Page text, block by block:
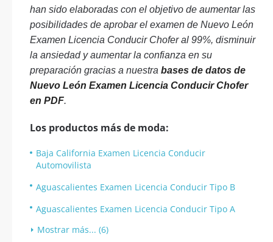
han sido elaboradas con el objetivo de aumentar las
posibilidades de aprobar el examen de Nuevo León
Examen Licencia Conducir Chofer al 99%, disminuir
la ansiedad y aumentar la confianza en su
preparación gracias a nuestra bases de datos de
Nuevo León Examen Licencia Conducir Chofer
en PDF.
Los productos más de moda:
Baja California Examen Licencia Conducir
Automovilista
Aguascalientes Examen Licencia Conducir Tipo B
Aguascalientes Examen Licencia Conducir Tipo A
Mostrar más... (6)